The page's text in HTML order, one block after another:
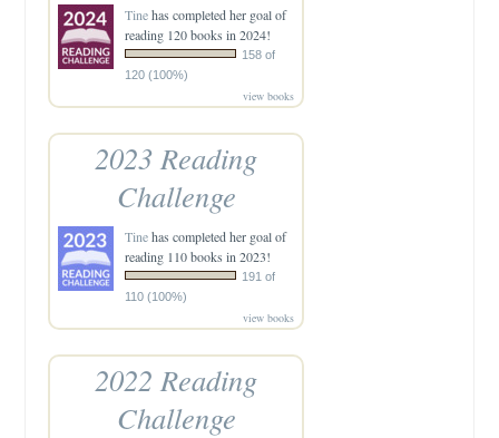
Tinehas completed her goal of
reading 120 books in 2024!
158 of
120 (100%)
view books
2023 Reading
Challenge
Tinehas completed her goal of
reading 110 books in 2023!
191 of
110 (100%)
view books
2022 Reading
Challenge